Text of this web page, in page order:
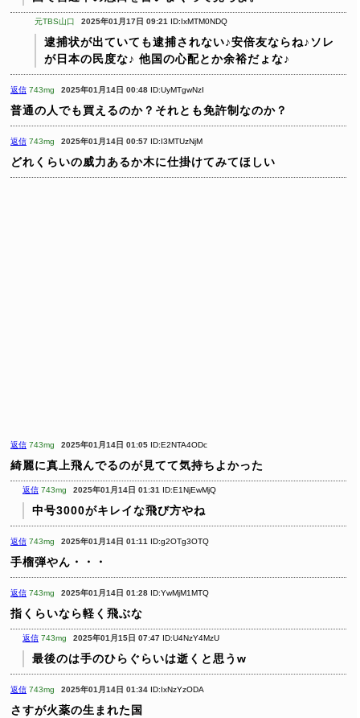
元TBS山口 2025年01月17日 09:21 ID:IxMTM0NDQ
逮捕状が出ていても逮捕されない♪安倍友ならね♪ソレ
が日本の民度な♪ 他国の心配とか余裕だょな♪
返信 743mg 2025年01月14日 00:48 ID:UyMTgwNzI
普通の人でも買えるのか？それとも免許制なのか？
返信 743mg 2025年01月14日 00:57 ID:I3MTUzNjM
どれくらいの威力あるか木に仕掛けてみてほしい
返信 743mg 2025年01月14日 01:05 ID:E2NTA4ODc
綺麗に真上飛んでるのが見てて気持ちよかった
返信 743mg 2025年01月14日 01:31 ID:E1NjEwMjQ
中号3000がキレイな飛び方やね
返信 743mg 2025年01月14日 01:11 ID:g2OTg3OTQ
手榴弾やん・・・
返信 743mg 2025年01月14日 01:28 ID:YwMjM1MTQ
指くらいなら軽く飛ぶな
返信 743mg 2025年01月15日 07:47 ID:U4NzY4MzU
最後のは手のひらぐらいは逝くと思うw
返信 743mg 2025年01月14日 01:34 ID:IxNzYzODA
さすが火薬の生まれた国